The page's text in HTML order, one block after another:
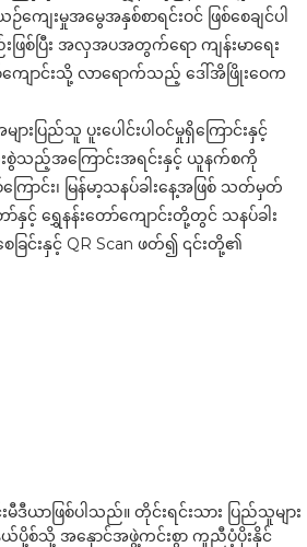
းမှုအမွေအနှစ်စာရင်းဝင် ဖြစ်စေချင်ပါ
ြစ်ပြီး အလှအပအတွက်ရော ကျန်းမာရေး
ောင်းသို့ လာရောက်သည့် ဒေါ်အိဖြိုးဝေက
ြည်သူ ပူးပေါင်းပါဝင်မှုရှိကြောင်းနှင့်
စွဲသည့်အကြောင်းအရင်းနှင့် ယူနက်စကို
ာင်း၊ မြန်မာ့သနပ်ခါးနေ့အဖြစ် သတ်မှတ်
နှင့် ရွှေနန်းတော်ကျောင်းတို့တွင် သနပ်ခါး
စေခြင်းနှင့် QR Scan ဖတ်၍ ၎င်းတို့၏
ာဖြစ်ပါသည်။ တိုင်းရင်းသား ပြည်သူများ
နယ်ပို့စ်သို့ အနှောင်အဖွဲ့ကင်းစွာ ကူညီပံ့ပိုးနိုင်